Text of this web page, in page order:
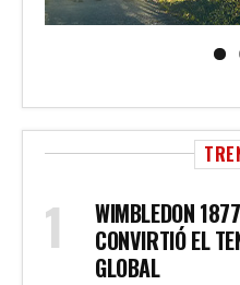
WIMBLEDON
CONVIRTIÓ EL
GLOBAL